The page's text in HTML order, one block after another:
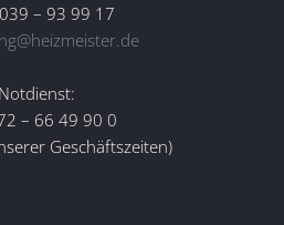
– 93 99 17
Notdienst:
– 66 49 90 0
Geschäftszeiten)